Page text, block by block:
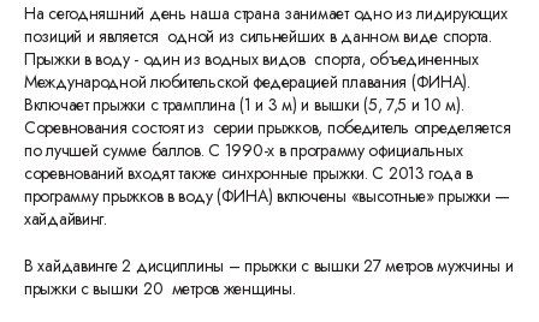
На сегодняшний день наша страна занимает одно из лидирующих
позиций и является одной из сильнейших в данном виде спорта.
Прыжки в воду - один из водных видов спорта, объединенных
Международной любительской федерацией плавания (ФИНА).
Включает прыжки с трамплина (1 и 3 м) и вышки (5, 7,5 и 10 м).
Соревнования состоят из серии прыжков, победитель определяется
по лучшей сумме баллов. С 1990-х в программу официальных
соревнований входят также синхронные прыжки. С 2013 года в
программу прыжков в воду (ФИНА) включены «высотные» прыжки —
хайдайвинг.
В хайдавинге 2 дисциплины – прыжки с вышки 27 метров мужчины и
прыжки с вышки 20 метров женщины.